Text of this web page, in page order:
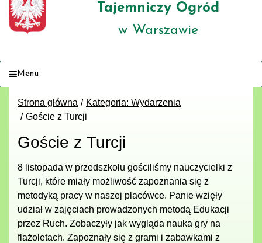
Tajemniczy Ogród
w Warszawie
Menu
Strona główna
Kategoria: Wydarzenia
Goście z Turcji
Goście z Turcji
8 listopada w przedszkolu gościliśmy nauczycielki z
Turcji, które miały możliwość zapoznania się z
metodyką pracy w naszej placówce. Panie wzięły
udział w zajęciach prowadzonych metodą Edukacji
przez Ruch. Zobaczyły jak wygląda nauka gry na
flażoletach. Zapoznały się z grami i zabawkami z